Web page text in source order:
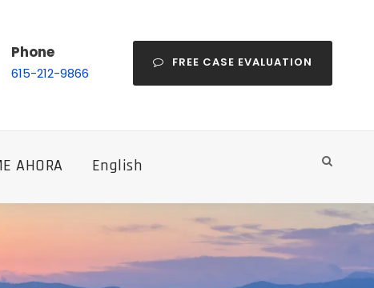
Phone
615-212-9866
FREE CASE EVALUATION
AHORA English